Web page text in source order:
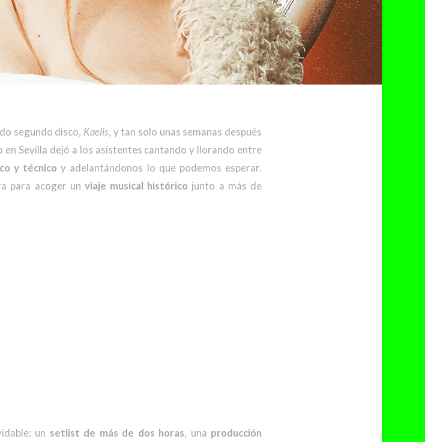
segundo disco, Kaelis, y tan solo unas semanas después
Sevilla dejó a los asistentes cantando y llorando entre
y técnico y adelantándonos lo que podemos esperar.
para acoger un viaje musical histórico junto a más de
un setlist de más de dos horas, una producción